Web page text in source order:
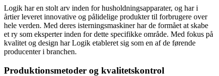
Logik har en stolt arv inden for husholdningsapparater, og har i
årtier leveret innovative og pålidelige produkter til forbrugere over
hele verden. Med deres isterningsmaskiner har de formået at skabe
et ry som eksperter inden for dette specifikke område. Med fokus på
kvalitet og design har Logik etableret sig som en af de førende
producenter i branchen.
Produktionsmetoder og kvalitetskontrol